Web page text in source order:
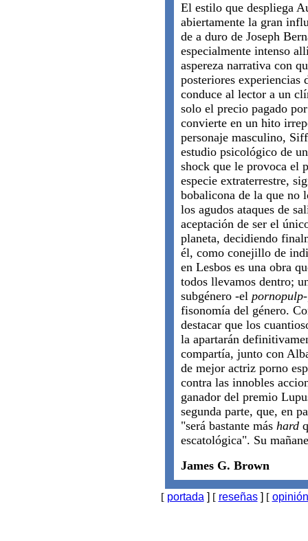
El estilo que despliega
abiertamente la gran
de a duro de Joseph
especialmente intenso
aspereza narrativa con
posteriores experiencias
conduce al lector a un
solo el precio pagado
convierte en un hito
personaje masculino,
estudio psicológico de
shock que le provoca el
especie extraterrestre,
bobalicona de la que no
los agudos ataques de
aceptación de ser el
planeta, decidiendo
él, como conejillo de
en Lesbos es una obra
todos llevamos dentro;
subgénero -el pornopulp
fisonomía del género.
destacar que los
la apartarán
compartía, junto con
de mejor actriz porno
contra las innobles
ganador del premio
segunda parte, que, en
"será bastante más hard
escatológica". Su
James G. Brown
[ portada ] [ reseñas] [ opinión